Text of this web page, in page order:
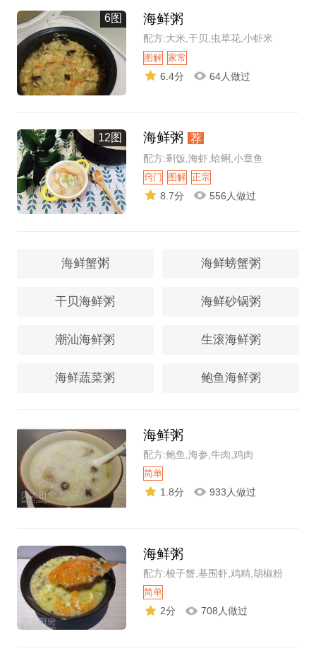
6图 海鲜粥
配方:大米,干贝,虫草花,小虾米
图解 家常
6.4分 64人做过
12图 海鲜粥 荐
配方:剩饭,海虾,蛤蜊,小章鱼
窍门 图解 正宗
8.7分 556人做过
海鲜蟹粥 海鲜螃蟹粥
干贝海鲜粥 海鲜砂锅粥
潮汕海鲜粥 生滚海鲜粥
海鲜蔬菜粥 鲍鱼海鲜粥
海鲜粥
配方:鲍鱼,海参,牛肉,鸡肉
简单
1.8分 933人做过
海鲜粥
配方:梭子蟹,基围虾,鸡精,胡椒粉
简单
2分 708人做过